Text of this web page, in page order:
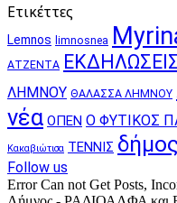
Ετικέττες
Lemnos limnosnea
ΑΤΖΕΝΤΑ
ΛΗΜΝΟΥ ΘΑΛΑΣΣΑ ΛΗΜΝΟΥ
νέα ΟΠΕΝ Ο ΦΥΤΙΚΟΣ
Κακαβιώτισα ΤΕΝΝΙΣ
Follow us
Error Can not Get Posts,